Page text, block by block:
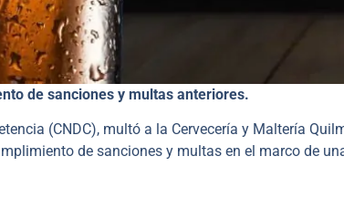
de sanciones y multas anteriores.
(CNDC), multó a la Cervecería y Maltería
de sanciones y multas en el marco de